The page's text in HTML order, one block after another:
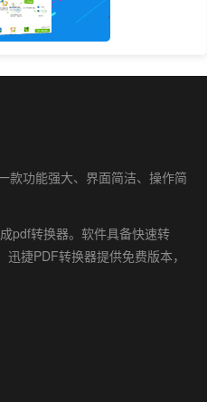
款功能强大、界面简洁、操作简
pdf转换器。软件具备快速转
捷PDF转换器提供免费版本，